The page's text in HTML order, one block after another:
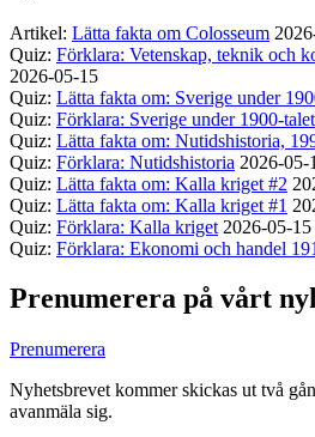
Artikel: Lätta fakta om Colosseum
Quiz: Förklara: Vetenskap, teknik och
2026-05-15
Quiz: Lätta fakta om: Sverige under
Quiz: Förklara: Sverige under 1900-talet
Quiz: Lätta fakta om: Nutidshistoria,
Quiz: Förklara: Nutidshistoria 2026-05-
Quiz: Lätta fakta om: Kalla kriget #2
Quiz: Lätta fakta om: Kalla kriget #1
Quiz: Förklara: Kalla kriget 2026-05-15
Quiz: Förklara: Ekonomi och handel
Prenumerera på vårt
Prenumerera
Nyhetsbrevet kommer skickas ut två
avanmäla sig.